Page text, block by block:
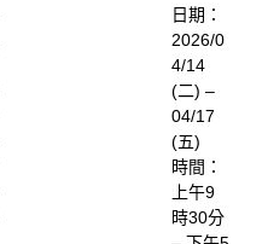
日期：
2026/0
4/14
(二) –
04/17
(五)
時間：
上午9
時30分